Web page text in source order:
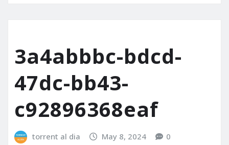
3a4abbbc-bdcd-
47dc-bb43-
c92896368eaf
torrent al dia May 8, 2024 0